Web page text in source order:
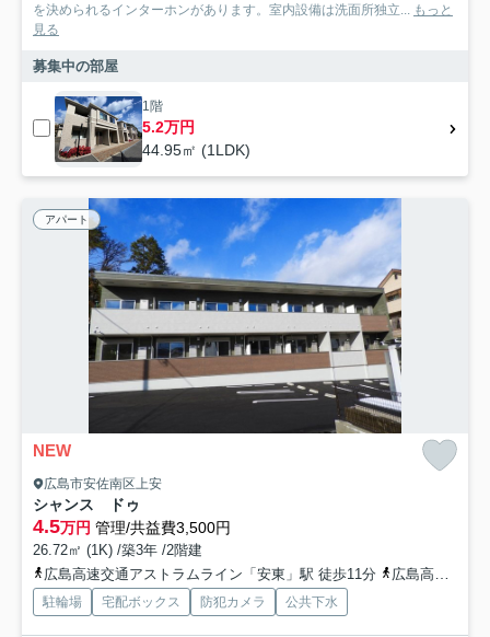
を決められるインターホンがあります。室内設備は洗面所独立...
もっと
見る
募集中の部屋
1階
5.2万円
44.95㎡ (1LDK)
アパート
NEW
広島市安佐南区上安
シャンス ドゥ
4.5万円 管理/共益費3,500円
26.72㎡ (1K) /築3年 /2階建
広島高速交通アストラムライン「安東」駅 徒歩11分
広島高速交通アストラムライン「上安」駅 徒歩12分
駐輪場 宅配ボックス 防犯カメラ 公共下水